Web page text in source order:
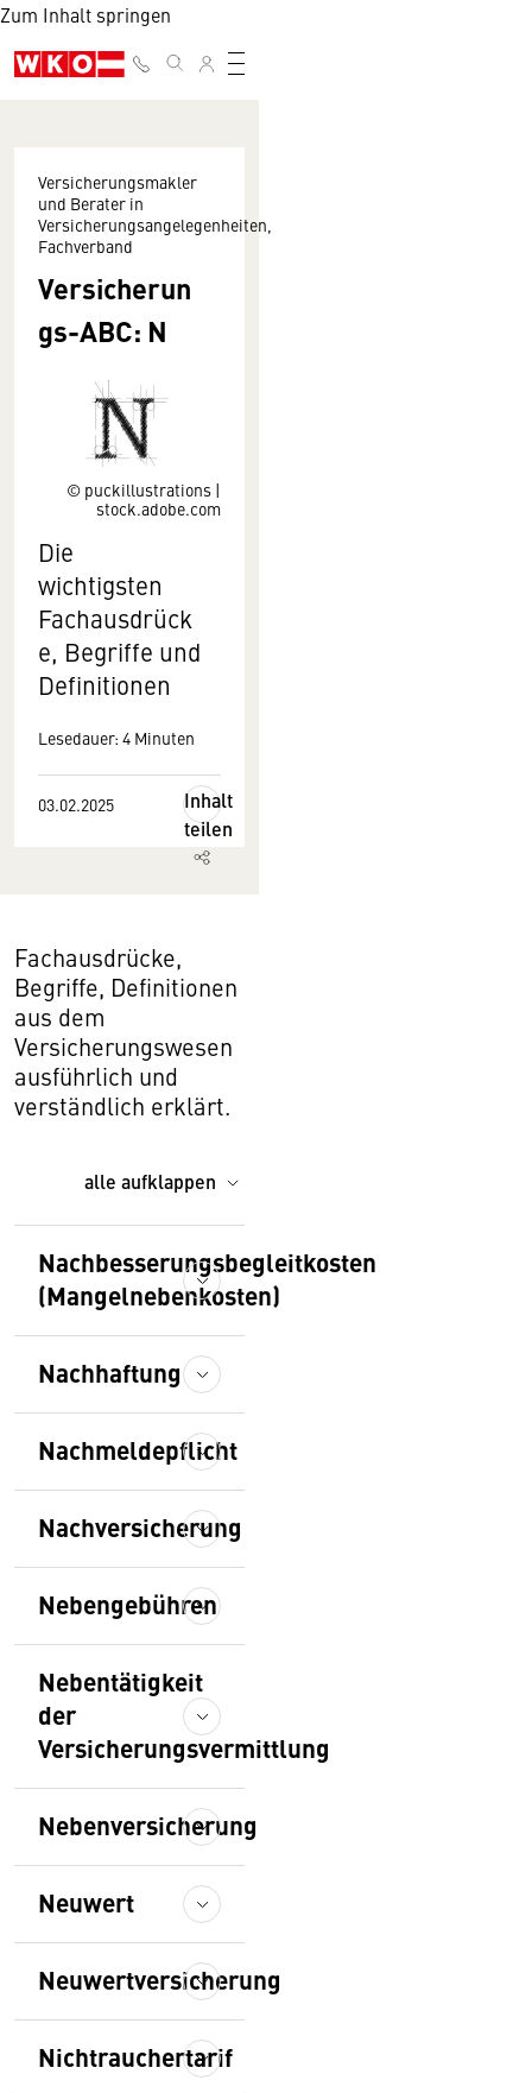
Zum Inhalt springen
© puckillustrations |
stock.adobe.com
Versicherungsmakler
und Berater in
Versicherungsangelegenheiten,
Fachverband
Versicherun
gs-ABC: N
Die
wichtigsten
Fachausdrück
e, Begriffe und
Definitionen
Lesedauer: 4 Minuten
03.02.2025
Inhalt
teilen
Fachausdrücke,
Begriffe, Definitionen
aus dem
Versicherungswesen
ausführlich und
verständlich erklärt.
alle aufklappen
Nachbesserungsbegleitkosten
(Mangelnebenkosten)
Nachhaftung
Nachmeldepflicht
Nachversicherung
Nebengebühren
Nebentätigkeit
der
Versicherungsvermittlung
Nebenversicherung
Neuwert
Neuwertversicherung
Nichtrauchertarif